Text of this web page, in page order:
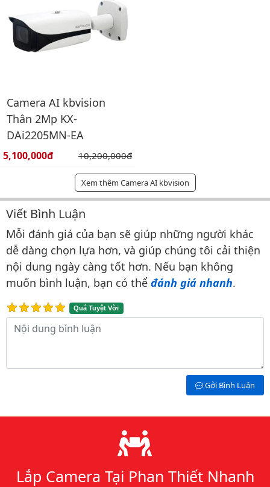
Camera AI kbvision
Thân 2Mp KX-
DAi2205MN-EA
Giá bán:
5,100,000đ Giá gốc:
10,200,000đ
Xem thêm Camera AI kbvision
Bình luận & Đánh giá
Viết Bình Luận
Mỗi đánh giá của bạn sẽ giúp những người khác
dễ dàng chọn lựa hơn, và giúp chúng tôi cải thiện
nội dung ngày càng tốt hơn. Nếu bạn không
muốn bình luận, bạn có thể đánh giá nhanh.
Quá Tuyệt Vời
Nội dung bình luận
Gởi Bình Luận
Lý do chọn chúng tôi
Lắp Camera Tại Phan Thiết Nhanh